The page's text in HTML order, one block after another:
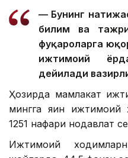
— Бунинг
билим ва
фуқароларга
ижтимоий
дейилади
Ҳозирда мамлакат
мингга яқин
1251 нафари нодавлат
Ижтимоий